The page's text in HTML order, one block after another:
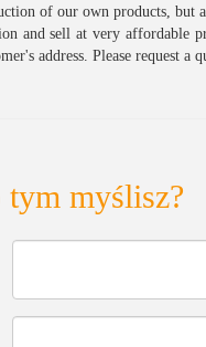
of our own products, but
and sell at very affordable
address. Please request a
tym myślisz?